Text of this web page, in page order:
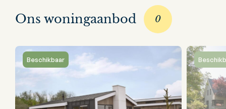
Ons woningaanbod 0
Beschikbaar